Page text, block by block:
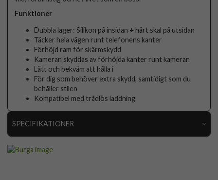
Funktioner
Dubbla lager: Silikon på insidan + hårt skal på utsidan
Täcker hela vägen runt telefonens kanter
Förhöjd ram för skärmskydd
Kameran skyddas av förhöjda kanter runt kameran
Lätt och bekväm att hålla i
För dig som behöver extra skydd, samtidigt som du
behåller stilen
Kompatibel med trådlös laddning
SPECIFIKATIONER